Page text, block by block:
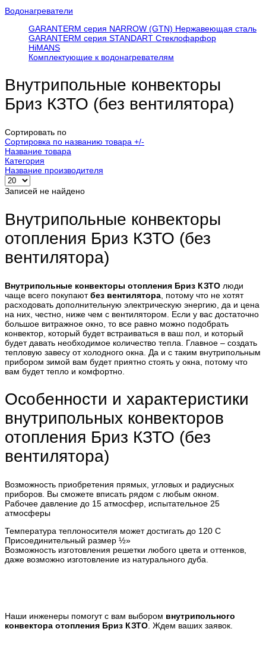
Водонагреватели
GARANTERM серия NARROW (GTN) Нержавеющая сталь
GARANTERM серия STANDART Стеклофарфор
HiMANS
Комплектующие к водонагревателям
Внутрипольные конвекторы
Бриз КЗТО (без вентилятора)
Сортировать по
Сортировка по названию товара +/-
Название товара
Категория
Название производителя
Записей не найдено
Внутрипольные конвекторы
отопления Бриз КЗТО (без
вентилятора)
Внутрипольные конвекторы отопления Бриз КЗТО люди
чаще всего покупаютбез вентилятора , потому что не хотят
расходовать дополнительную электрическую энергию, да и цена
на них, честно, ниже чем с вентилятором. Если у вас достаточно
большое витражное окно, то все равно можно подобрать
конвектор, который будет встраиваться в ваш пол, и который
будет давать необходимое количество тепла. Главное – создать
тепловую завесу от холодного окна. Да и с таким внутрипольным
прибором зимой вам будет приятно стоять у окна, потому что
вам будет тепло и комфортно.
Особенности и характеристики
внутрипольных конвекторов
отопления Бриз КЗТО (без
вентилятора)
Возможность приобретения прямых, угловых и радиусных
приборов. Вы сможете вписать рядом с любым окном.
Рабочее давление до 15 атмосфер, испытательное 25
атмосферы
Температура теплоносителя может достигать до 120 С
Присоединительный размер ½»
Возможность изготовления решетки любого цвета и оттенков,
даже возможно изготовление из натурального дуба.
Наши инженеры помогут с вам выбором внутрипольного
конвектора отопления Бриз КЗТО . Ждем ваших заявок.